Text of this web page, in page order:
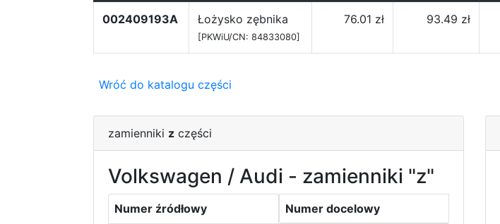
002409193A Łożysko zębnika
[PKWiU/CN: 84833080]
76.01 zł 93.49 zł
Wróć do katalogu części
zamienniki z części
Volkswagen / Audi - zamienniki "z"
Numer źródłowy Numer docelowy